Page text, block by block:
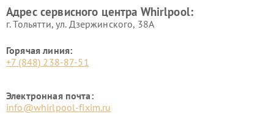
Адрес сервисного центра Whirlpool:
г. Тольятти, ул. Дзержинского, 38А
Горячая линия:
+7 (848) 238-87-51
Электронная почта:
info@whirlpool-fixim.ru